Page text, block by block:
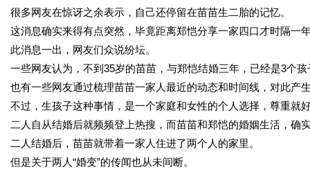
很多网友在惊讶之余表示，自己还停留在苗苗生二胎的记忆。
这消息确实来得有点突然，毕竟距离郑恺分享一家四口才时隔一
此消息一出，网友们众说纷坛。
一些网友认为，不到35岁的苗苗，与郑恺结婚三年，已经是3个
也有一些网友通过梳理苗苗一家人最近的动态和时间线，对此产
不过，生孩子这种事情，是一个家庭和女性的个人选择，尊重就
二人自从结婚后就频频登上热搜，而苗苗和郑恺的婚姻生活，确
二人结婚后，苗苗就带着一家人住进了两个人的家里。
但是关于两人“婚变”的传闻也从未间断。